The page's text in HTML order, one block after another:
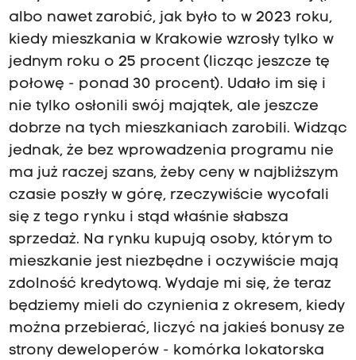
albo nawet zarobić, jak było to w 2023 roku,
kiedy mieszkania w Krakowie wzrosły tylko w
jednym roku o 25 procent (licząc jeszcze tę
połowę - ponad 30 procent). Udało im się i
nie tylko osłonili swój majątek, ale jeszcze
dobrze na tych mieszkaniach zarobili. Widząc
jednak, że bez wprowadzenia programu nie
ma już raczej szans, żeby ceny w najbliższym
czasie poszły w górę, rzeczywiście wycofali
się z tego rynku i stąd właśnie słabsza
sprzedaż. Na rynku kupują osoby, którym to
mieszkanie jest niezbędne i oczywiście mają
zdolność kredytową. Wydaje mi się, że teraz
będziemy mieli do czynienia z okresem, kiedy
można przebierać, liczyć na jakieś bonusy ze
strony deweloperów - komórka lokatorska